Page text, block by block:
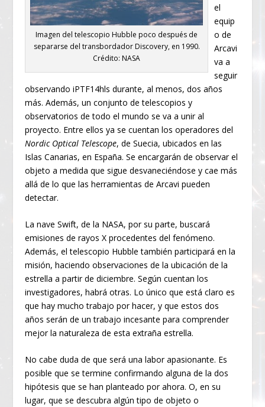
Imagen del telescopio Hubble poco después de
separarse del transbordador Discovery, en 1990.
Crédito: NASA
el
equip
o de
Arcavi
va a
seguir
observando iPTF14hls durante, al menos, dos años
más. Además, un conjunto de telescopios y
observatorios de todo el mundo se va a unir al
proyecto. Entre ellos ya se cuentan los operadores del
Nordic Optical Telescope, de Suecia, ubicados en las
Islas Canarias, en España. Se encargarán de observar el
objeto a medida que sigue desvaneciéndose y cae más
allá de lo que las herramientas de Arcavi pueden
detectar.
La nave Swift, de la NASA, por su parte, buscará
emisiones de rayos X procedentes del fenómeno.
Además, el telescopio Hubble también participará en la
misión, haciendo observaciones de la ubicación de la
estrella a partir de diciembre. Según cuentan los
investigadores, habrá otras. Lo único que está claro es
que hay mucho trabajo por hacer, y que estos dos
años serán de un trabajo incesante para comprender
mejor la naturaleza de esta extraña estrella.
No cabe duda de que será una labor apasionante. Es
posible que se termine confirmando alguna de la dos
hipótesis que se han planteado por ahora. O, en su
lugar, que se descubra algún tipo de objeto o